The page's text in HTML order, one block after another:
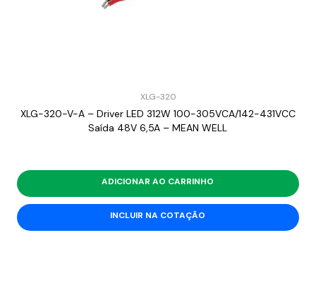
XLG-320
XLG-320-V-A – Driver LED 312W 100-305VCA/142-431VCC
Saída 48V 6,5A – MEAN WELL
ADICIONAR AO CARRINHO
INCLUIR NA COTAÇÃO